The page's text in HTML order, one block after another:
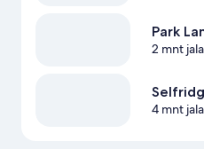
Park
2 mnt
4 mnt